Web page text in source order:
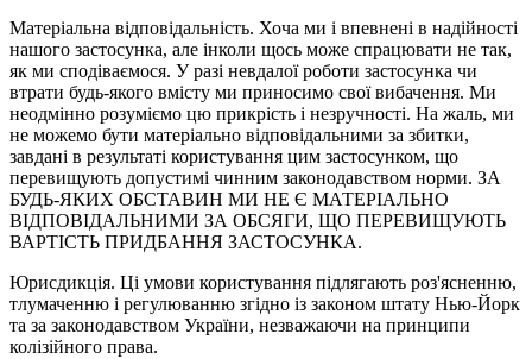
Матеріальна відповідальність. Хоча ми і впевнені в надійності
нашого застосунка, але інколи щось може спрацювати не так,
як ми сподіваємося. У разі невдалої роботи застосунка чи
втрати будь-якого вмісту ми приносимо свої вибачення. Ми
неодмінно розуміємо цю прикрість і незручності. На жаль, ми
не можемо бути матеріально відповідальними за збитки,
завдані в результаті користування цим застосунком, що
перевищують допустимі чинним законодавством норми. ЗА
БУДЬ-ЯКИХ ОБСТАВИН МИ НЕ Є МАТЕРІАЛЬНО
ВІДПОВІДАЛЬНИМИ ЗА ОБСЯГИ, ЩО ПЕРЕВИЩУЮТЬ
ВАРТІСТЬ ПРИДБАННЯ ЗАСТОСУНКА.
Юрисдикція. Ці умови користування підлягають роз'ясненню,
тлумаченню і регулюванню згідно із законом штату Нью-Йорк
та за законодавством України, незважаючи на принципи
колізійного права.